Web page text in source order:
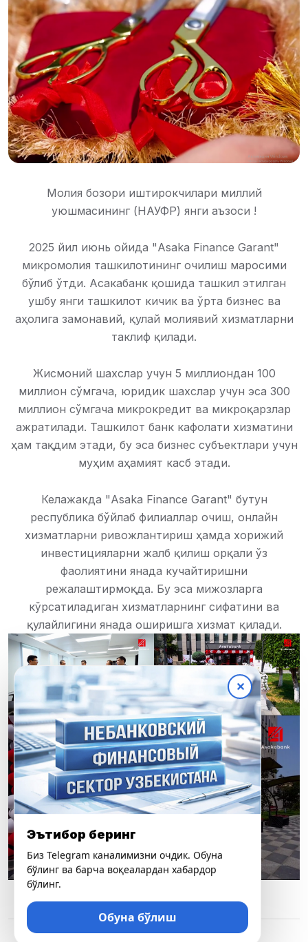
Молия бозори иштирокчилари миллий
уюшмасининг (НАУФР) янги аъзоси !
2025 йил июнь ойида "Asaka Finance Garant"
микромолия ташкилотининг очилиш маросими
бўлиб ўтди. Асакабанк қошида ташкил этилган
ушбу янги ташкилот кичик ва ўрта бизнес ва
аҳолига замонавий, қулай молиявий хизматларни
таклиф қилади.
Жисмоний шахслар учун 5 миллиондан 100
миллион сўмгача, юридик шахслар учун эса 300
миллион сўмгача микрокредит ва микроқарзлар
ажратилади. Ташкилот банк кафолати хизматини
ҳам тақдим этади, бу эса бизнес субъектлари учун
муҳим аҳамият касб этади.
Келажакда "Asaka Finance Garant" бутун
республика бўйлаб филиаллар очиш, онлайн
хизматларни ривожлантириш ҳамда хорижий
инвестицияларни жалб қилиш орқали ўз
фаолиятини янада кучайтиришни
режалаштирмоқда. Бу эса мижозларга
кўрсатиладиган хизматларнинг сифатини ва
қулайлигини янада оширишга хизмат қилади.
✕
Эътибор беринг
Биз Telegram каналимизни очдик. Обуна
бўлинг ва барча воқеалардан хабардор
бўлинг.
Обуна бўлиш